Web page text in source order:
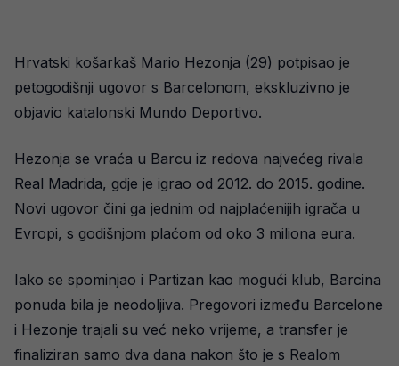
Hrvatski košarkaš Mario Hezonja (29) potpisao je
petogodišnji ugovor s Barcelonom, ekskluzivno je
objavio katalonski Mundo Deportivo.
Hezonja se vraća u Barcu iz redova najvećeg rivala
Real Madrida, gdje je igrao od 2012. do 2015. godine.
Novi ugovor čini ga jednim od najplaćenijih igrača u
Evropi, s godišnjom plaćom od oko 3 miliona eura.
Iako se spominjao i Partizan kao mogući klub, Barcina
ponuda bila je neodoljiva. Pregovori između Barcelone
i Hezonje trajali su već neko vrijeme, a transfer je
finaliziran samo dva dana nakon što je s Realom